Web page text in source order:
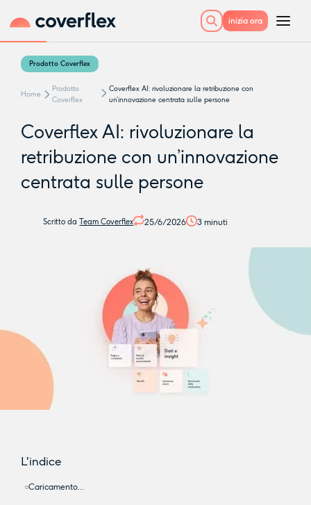
inizia ora
Prodotto Coverflex
Home
Prodotto
Coverflex
Coverflex AI: rivoluzionare la retribuzione con
un’innovazione centrata sulle persone
Coverflex AI: rivoluzionare la
retribuzione con un’innovazione
centrata sulle persone
Scritto daTeam Coverflex 25/6/2026 3 minuti
L'indice
Caricamento...